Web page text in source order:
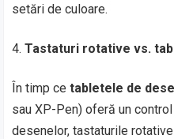
setări de culoare.
Tastaturi rotative vs.
În timp cetabletele de
sau XP-Pen) oferă un
desenelor, tastaturile